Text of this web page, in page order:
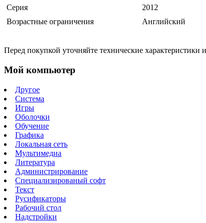
Серия
2012
Возрастные ограничения
Английский
Перед покупкой уточняйте технические характеристики
Мой компьютер
Другое
Система
Игры
Оболочки
Обучение
Графика
Локальная сеть
Мультимедиа
Литература
Администрирование
Специализированый софт
Текст
Русификаторы
Рабочий стол
Надстройки